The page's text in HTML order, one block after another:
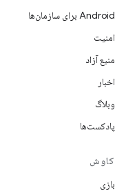
Android برای سازمان‌ها
امنیت
منبع آزاد
اخبار
وبلاگ
پادکست‌ها
کاوش
بازی